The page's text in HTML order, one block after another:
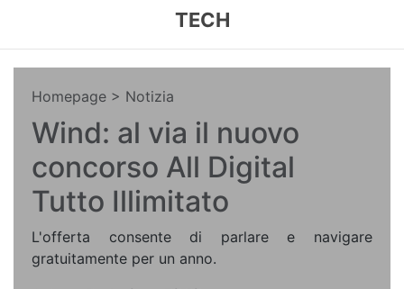
TECH
Homepage > Notizia
Wind: al via il nuovo
concorso All Digital
Tutto Illimitato
L'offerta consente di parlare e navigare
gratuitamente per un anno.